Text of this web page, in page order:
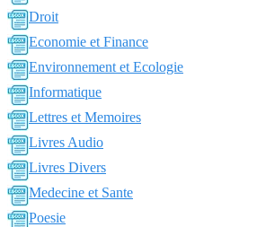
Droit
Economie et Finance
Environnement et Ecologie
Informatique
Lettres et Memoires
Livres Audio
Livres Divers
Medecine et Sante
Poesie